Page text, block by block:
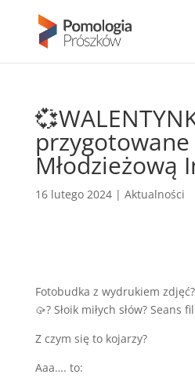
przygotowane
Młodzieżową
16 lutego 2024| Aktualności
Fotobudka z wydrukiem
🥠? Słoik miłych słów? Seans
Z czym się to kojarzy?
Aaa…. to: